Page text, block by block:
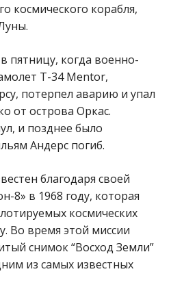
космического корабля,
пятницу, когда военно-
T-34 Mentor,
потерпел аварию и упал
от острова Оркас.
и позднее было
Андерс погиб.
благодаря своей
8» в 1968 году, которая
космических
Во время этой миссии
снимок “Восход Земли”
из самых известных